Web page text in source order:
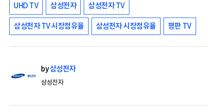
UHD TV 삼성전자 삼성전자 TV
삼성전자 TV 시장점유율 삼성전자 시장점유율 평판 TV
by삼성전자
삼성전자